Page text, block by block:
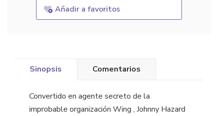
Añadir a favoritos
Sinopsis Comentarios
Convertido en agente secreto de la
improbable organización Wing , Johnny Hazard